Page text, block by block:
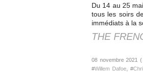
Du 14 au 25
tous les soirs
immédiats à la
THE
08 novembre 2021
#Willem Dafoe , #